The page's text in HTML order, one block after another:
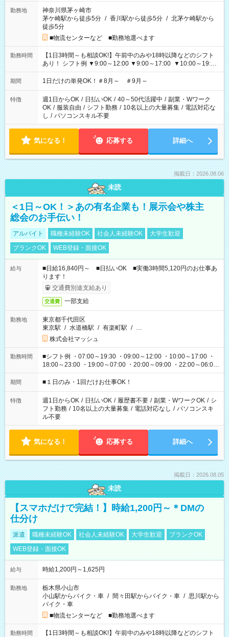
勤務地
神奈川県茅ヶ崎市
茅ケ崎駅から徒歩5分 / 香川駅から徒歩5分 / 北茅ケ崎駅から
徒歩5分
■物流センターなど ■勤務地選べます
勤務時間
【1日3時間～も相談OK!】午前中のみや18時以降などのシフト
あり！ シフト例 ▼9:00～12:00 ▼9:00～17:00 ▼10:00～19:00
▼18:00～21:00
期間 1日だけの単発OK！＃8月～ ＃9月～
特徴 週1日からOK / 日払いOK / 40～50代活躍中 / 副業・Wワーク
OK / 服装自由 / シフト勤務 / 10名以上の大量募集 / 電話対応な
し / パソコンスキル不要
気になる！ 応募する 詳細へ
掲載日：2026.08.06
未読
＜1日～OK！＞あの有名企業も！展示会や株主
総会のお手伝い！
アルバイト 職種未経験OK 社会人未経験OK
大学生歓迎
ブランクOK
WEB登録・面接OK
給与
■日給16,840円～ ■日払いOK ■実働3時間5,120円のお仕事あ
ります！
交通費別途支給あり
交通費 一部支給
勤務地
東京都千代田区
東京駅 / 水道橋駅 / 有楽町駅 / …
株式会社マッシュ
勤務時間
■シフト例 ・07:00～19:30 ・09:00～12:00 ・10:00～17:00 ・
18:00～23:00 ・19:00～07:00 ・20:00～09:00 ・22:00～06:00
etc ★最短で3時間で5,120円のお仕事から 15時間で2万円近く稼
げるお仕事も！ ご希望のお時間に合わせてご紹介！ ※シフトは
ください！
期間 ■１日のみ・1回だけお仕事OK！
特徴 週1日からOK / 日払いOK / 履歴書不要 / 副業・WワークOK / シ
フト勤務 / 10名以上の大量募集 / 電話対応なし / パソコンスキ
ル不要
気になる！ 応募する 詳細へ
掲載日：2026.08.05
未読
【スマホだけで完結！】時給1,200円～＊DMの
仕分け
派遣 職種未経験OK 社会人未経験OK 大学生歓迎
ブランクOK
WEB登録・面接OK
給与 時給1,200円～1,625円
勤務地
栃木県小山市
小山駅からバイク・車 / 間々田駅からバイク・車 / 思川駅から
バイク・車
■物流センターなど ■勤務地選べます
勤務時間
【1日3時間～も相談OK!】午前中のみや18時以降などのシフト